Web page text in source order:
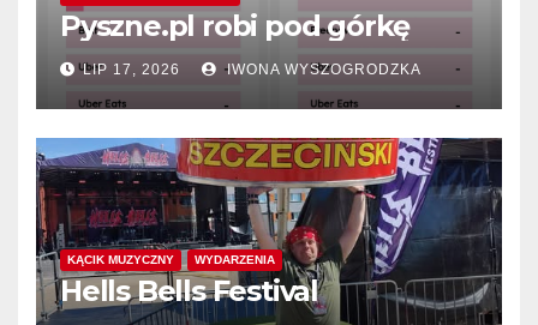
Pyszne.pl robi pod górkę
LIP 17, 2026 IWONA WYSZOGRODZKA
KĄCIK MUZYCZNY WYDARZENIA
Hells Bells Festival